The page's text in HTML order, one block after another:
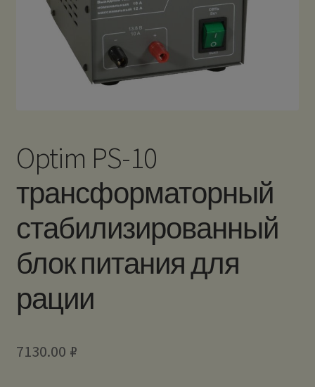
Optim PS-10
трансформаторный
стабилизированный
блок питания для
рации
7130.00 ₽